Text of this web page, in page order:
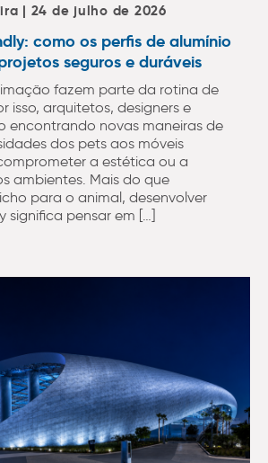
| 24 de julho de 2026
como os perfis de alumínio
seguros e duráveis
fazem parte da rotina de
isso, arquitetos, designers e
encontrando novas maneiras de
dos pets aos móveis
a estética ou a
ambientes. Mais do que
para o animal, desenvolver
significa pensar em […]